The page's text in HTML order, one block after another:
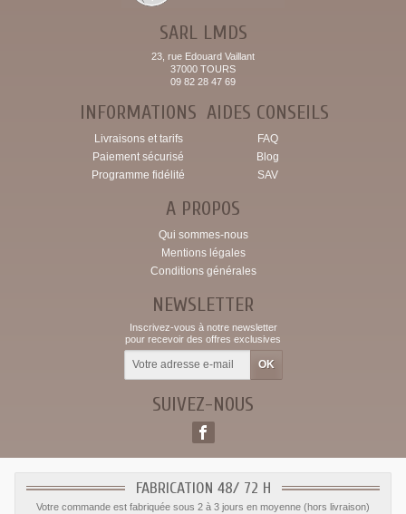
SARL LMDS
23, rue Edouard Vaillant
37000 TOURS
09 82 28 47 69
INFORMATIONS
Livraisons et tarifs
Paiement sécurisé
Programme fidélité
AIDES CONSEILS
FAQ
Blog
SAV
A PROPOS
Qui sommes-nous
Mentions légales
Conditions générales
NEWSLETTER
Inscrivez-vous à notre newsletter
pour recevoir des offres exclusives
SUIVEZ-NOUS
FABRICATION 48/ 72 H
Votre commande est fabriquée sous 2 à 3 jours en moyenne (hors livraison)